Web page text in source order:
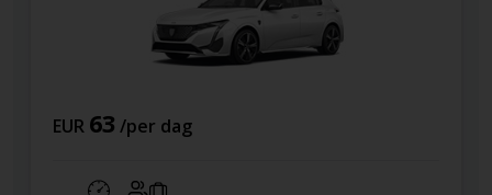
EUR 63 /per dag